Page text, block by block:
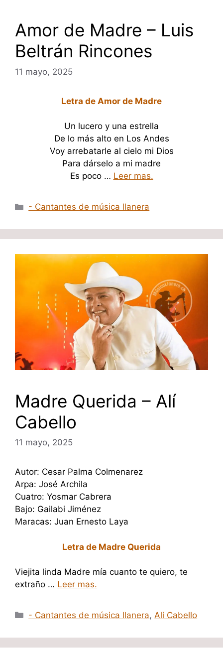
Amor de Madre – Luis
Beltrán Rincones
11 mayo, 2025
Letra de Amor de Madre
Un lucero y una estrella
De lo más alto en Los Andes
Voy arrebatarle al cielo mi Dios
Para dárselo a mi madre
Es poco … Leer mas.
Categorías
- Cantantes de música llanera
Madre Querida – Alí
Cabello
11 mayo, 2025
Autor: Cesar Palma Colmenarez
Arpa: José Archila
Cuatro: Yosmar Cabrera
Bajo: Gailabi Jiménez
Maracas: Juan Ernesto Laya
Letra de Madre Querida
Viejita linda Madre mía cuanto te quiero, te
extraño … Leer mas.
Categorías
- Cantantes de música llanera,Ali Cabello